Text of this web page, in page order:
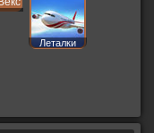
Леталки